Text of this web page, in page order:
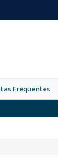
Frequentes